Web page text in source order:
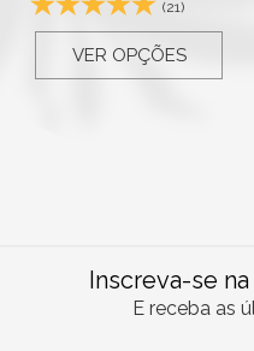
(21)
VER OPÇÕES
Inscreva-se
E receba as